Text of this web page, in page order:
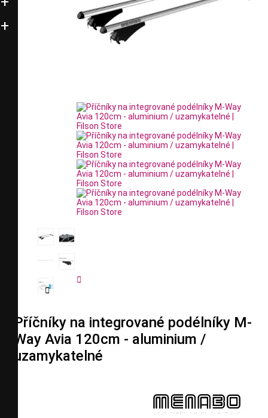


Příčníky na integrované podélníky M-
Way Avia 120cm - aluminium /
uzamykatelné